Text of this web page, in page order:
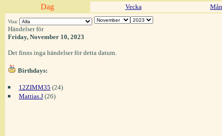
Dag Vecka
Visa:
Händelser för
Friday, November 10, 2023
Det finns inga händelser för detta datum.
Birthdays:
12ZIMM35 (24)
Mattias.J (26)